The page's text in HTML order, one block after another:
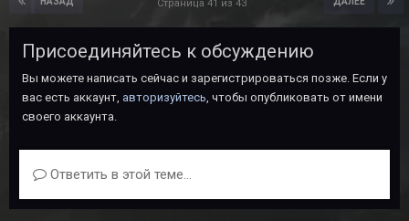
Страница 41 из 43
Присоединяйтесь к обсуждению
Вы можете написать сейчас и зарегистрироваться позже. Если у
вас есть аккаунт, авторизуйтесь, чтобы опубликовать от имени
своего аккаунта.
Ответить в этой теме...